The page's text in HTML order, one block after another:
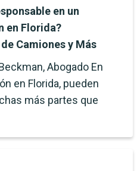
en un
en Florida?
Camiones y Más
Abogado En
en Florida, pueden
más partes que